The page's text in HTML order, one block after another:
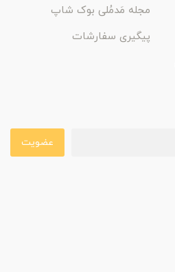
مجله مَدمُلی بوک شاپ
پیگیری سفارشات
عضویت